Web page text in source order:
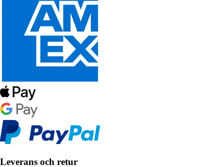
Leverans och retur